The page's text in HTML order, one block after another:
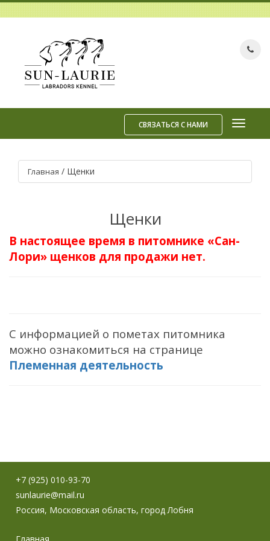
СВЯЗАТЬСЯ С НАМИ
Главная / Щенки
Щенки
В настоящее время в питомнике «Сан-
Лори» щенков для продажи нет.
С информацией о пометах питомника
можно ознакомиться на странице
Племенная деятельность
+7 (925) 010-93-70
sunlaurie@mail.ru
Россия, Московская область, город Лобня